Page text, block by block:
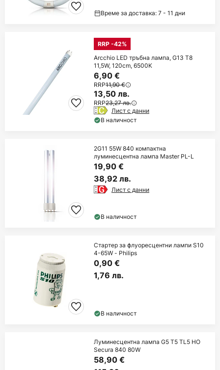
Време за доставка: 7 - 11 дни
RRP -42%
Arcchio LED тръбна лампа, G13 T8
11,5W, 120cm, 6500K
6,90 €
RRP11,90 €
13,50 лв.
RRP23,27 лв.
Лист с данни
В наличност
2G11 55W 840 компактна
луминесцентна лампа Master PL-L
19,90 €
38,92 лв.
Лист с данни
В наличност
Стартер за флуоресцентни лампи S10
4-65W - Philips
0,90 €
1,76 лв.
В наличност
Луминесцентна лампа G5 T5 TL5 HO
Secura 840 80W
58,90 €